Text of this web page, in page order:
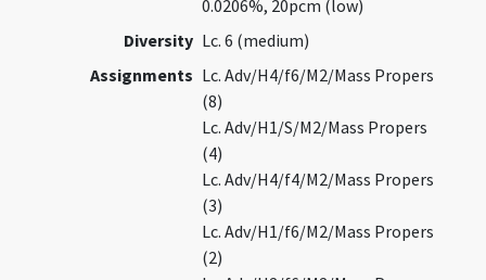
0.0206%, 20pcm (low)
Diversity Lc. 6 (medium)
Assignments Lc. Adv/H4/f6/M2/Mass Propers
(8)
Lc. Adv/H1/S/M2/Mass Propers
(4)
Lc. Adv/H4/f4/M2/Mass Propers
(3)
Lc. Adv/H1/f6/M2/Mass Propers
(2)